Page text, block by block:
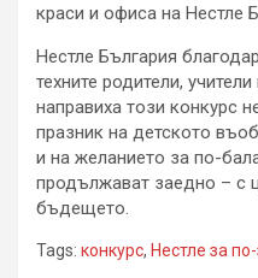
краси и офиса на Нестле
Нестле България
техните родители,
направиха този конкурс
празник на детското
и на желанието за по-
продължават заедно – с
бъдещето.
Tags: конкурс, Нестле за